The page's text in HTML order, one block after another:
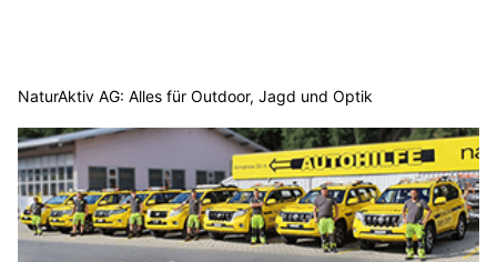
NaturAktiv AG: Alles für Outdoor, Jagd und Optik